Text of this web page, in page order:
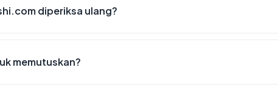
diperiksa ulang?
memutuskan?